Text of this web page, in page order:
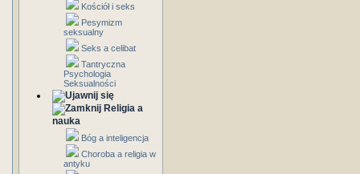
Kościół i seks
Pesymizm
seksualny
Seks a celibat
Tantryczna
Psychologia
Seksualności
Religia a
nauka
Bóg a inteligencja
Choroba a religia w
antyku